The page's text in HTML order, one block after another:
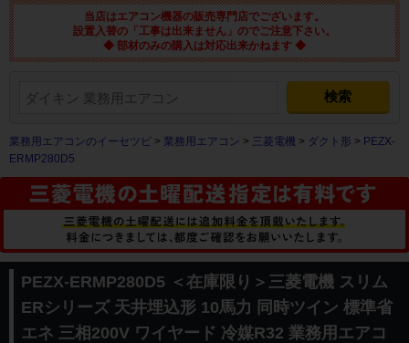
当店はエアコン機器の販売専門店でございます。
設置入替の「工事は出来ません」のでご注意下さい。
◆ 部材のみの購入は対応出来かねます ◆
業務用エアコンのイーセツビ > 業務用エアコン > 三菱電機 > ダクト形 > PEZX-
ERMP280D5
PEZX-ERMP280D5 ＜在庫限り＞三菱電機 スリム
ERシリーズ 天井埋込形 10馬力 同時ツイン 標準省
エネ 三相200V ワイヤード 冷媒R32 業務用エアコ